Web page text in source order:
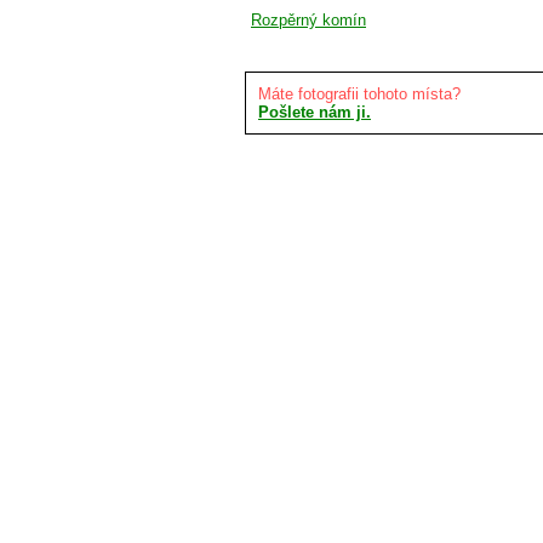
Rozpěrný komín
Máte fotografii tohoto místa?
Pošlete nám ji.